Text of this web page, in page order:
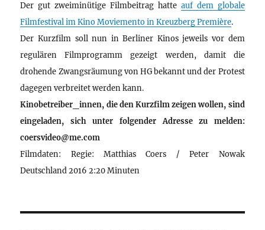
Der gut zweiminütige Filmbeitrag hatte auf dem globale
Filmfestival im Kino Moviemento in Kreuzberg Première.
Der Kurzfilm soll nun in Berliner Kinos jeweils vor dem
regulären Filmprogramm gezeigt werden, damit die
drohende Zwangsräumung von HG bekannt und der Protest
dagegen verbreitet werden kann.
Kinobetreiber_innen, die den Kurzfilm zeigen wollen, sind
eingeladen, sich unter folgender Adresse zu melden:
coersvideo@me.com
Filmdaten: Regie: Matthias Coers / Peter Nowak
Deutschland 2016 2:20 Minuten